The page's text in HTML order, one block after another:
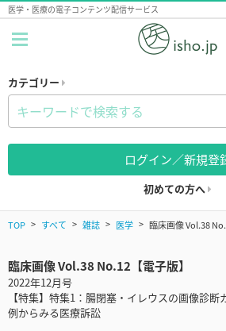
医学・医療の電子コンテンツ配信サービス
カテゴリー
ログイン／新規登
初めての方へ
TOP すべて 雑誌 医学 臨床画像 Vol.38
臨床画像 Vol.38 No.12【電子版】
2022年12月号
【特集】特集1：腸閉塞・イレウスの画像診
例からみる医療訴訟